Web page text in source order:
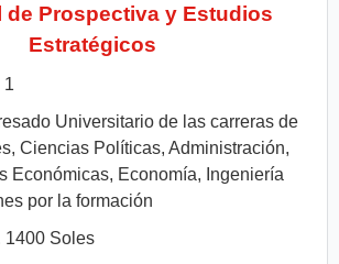
de Prospectiva y Estudios
Estratégicos
1
Universitario de las carreras de
Ciencias Políticas, Administración,
Económicas, Economía, Ingeniería
por la formación
1400 Soles